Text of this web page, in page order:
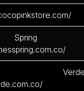
Spring